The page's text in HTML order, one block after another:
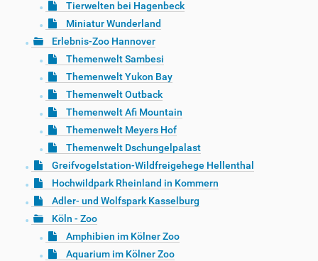
Tierwelten bei Hagenbeck
Miniatur Wunderland
Erlebnis-Zoo Hannover
Themenwelt Sambesi
Themenwelt Yukon Bay
Themenwelt Outback
Themenwelt Afi Mountain
Themenwelt Meyers Hof
Themenwelt Dschungelpalast
Greifvogelstation-Wildfreigehege Hellenthal
Hochwildpark Rheinland in Kommern
Adler- und Wolfspark Kasselburg
Köln - Zoo
Amphibien im Kölner Zoo
Aquarium im Kölner Zoo